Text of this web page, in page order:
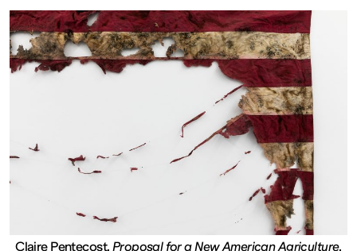
Fermé
Entrée
gratuite
Mar – Ven
: 14h – 18h
Claire Pentecost, Proposal for a New American Agriculture,